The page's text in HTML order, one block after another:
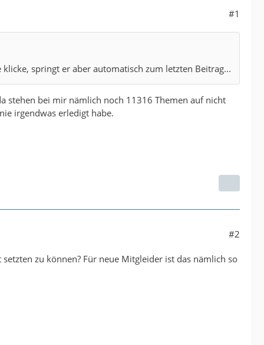
#1
springt er aber automatisch zum letzten Beitrag...
stehen bei mir nämlich noch 11316 Themen auf nicht
irgendwas erledigt habe.
#2
zu können? Für neue Mitgleider ist das nämlich so